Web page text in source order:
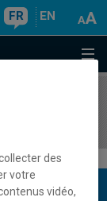
FR EN
des
votre
vidéo,